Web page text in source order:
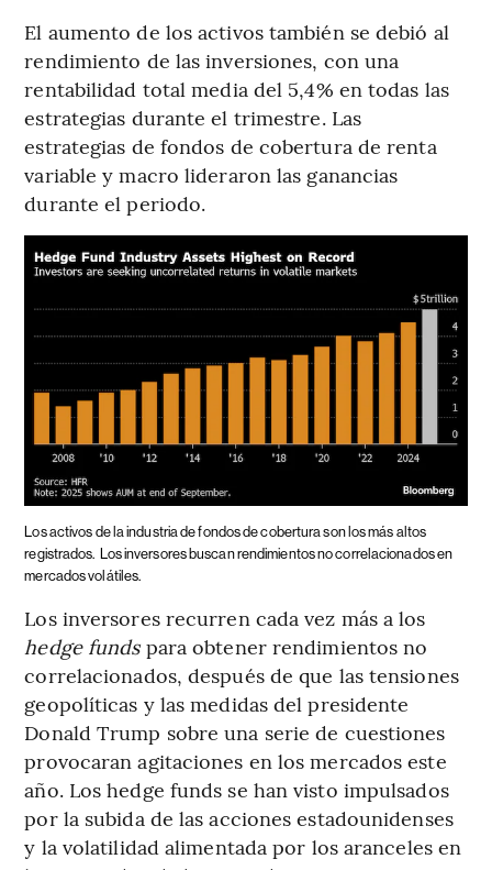
El aumento de los activos también se debió al
rendimiento de las inversiones, con una
rentabilidad total media del 5,4% en todas las
estrategias durante el trimestre. Las
estrategias de fondos de cobertura de renta
variable y macro lideraron las ganancias
durante el periodo.
Los activos de la industria de fondos de cobertura son los más altos
registrados. Los inversores buscan rendimientos no correlacionados en
mercados volátiles.
Los inversores recurren cada vez más a los
hedge fundspara obtener rendimientos no
correlacionados, después de que las tensiones
geopolíticas y las medidas del presidente
Donald Trump sobre una serie de cuestiones
provocaran agitaciones en los mercados este
año. Los hedge funds se han visto impulsados
por la subida de las acciones estadounidenses
y la volatilidad alimentada por los aranceles en